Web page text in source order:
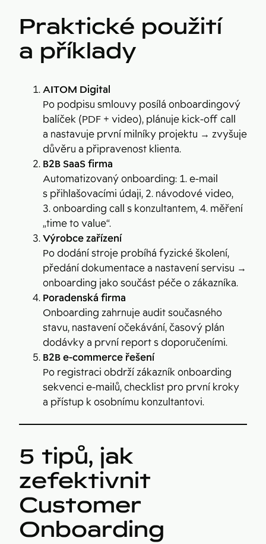
Praktické použití
a příklady
AITOM Digital
Po podpisu smlouvy posílá onboardingový
balíček (PDF + video), plánuje kick-off call
a nastavuje první milníky projektu → zvyšuje
důvěru a připravenost klienta.
B2B SaaS firma
Automatizovaný onboarding: 1. e-mail
s přihlašovacími údaji, 2. návodové video,
3. onboarding call s konzultantem, 4. měření
„time to value“.
Výrobce zařízení
Po dodání stroje probíhá fyzické školení,
předání dokumentace a nastavení servisu →
onboarding jako součást péče o zákazníka.
Poradenská firma
Onboarding zahrnuje audit současného
stavu, nastavení očekávání, časový plán
dodávky a první report s doporučeními.
B2B e-commerce řešení
Po registraci obdrží zákazník onboarding
sekvenci e-mailů, checklist pro první kroky
a přístup k osobnímu konzultantovi.
5 tipů, jak
zefektivnit
Customer
Onboarding